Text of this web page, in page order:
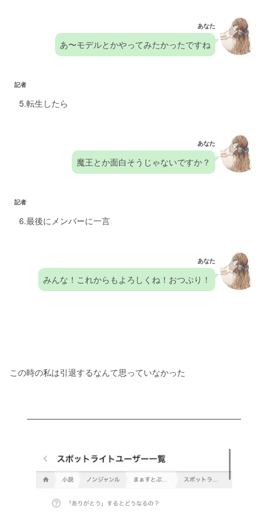
あなた
あ〜モデルとかやってみたかったですね
記者
5.転生したら
あなた
魔王とか面白そうじゃないですか？
記者
6.最後にメンバーに一言
あなた
みんな！これからもよろしくね！おつぷり！
この時の私は引退するなんて思っていなかった